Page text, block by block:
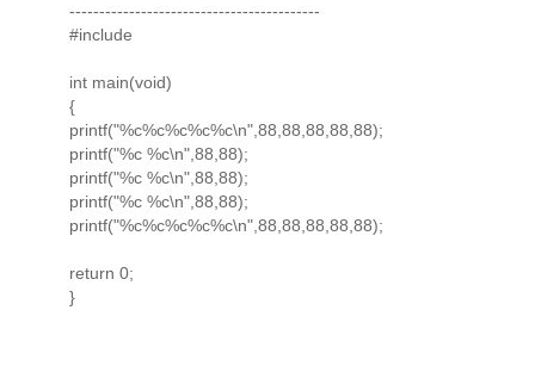
------------------------------------------
#include
int main(void)
{
printf("%c%c%c%c%c\n",88,88,88,88,88);
printf("%c %c\n",88,88);
printf("%c %c\n",88,88);
printf("%c %c\n",88,88);
printf("%c%c%c%c%c\n",88,88,88,88,88);
return 0;
}